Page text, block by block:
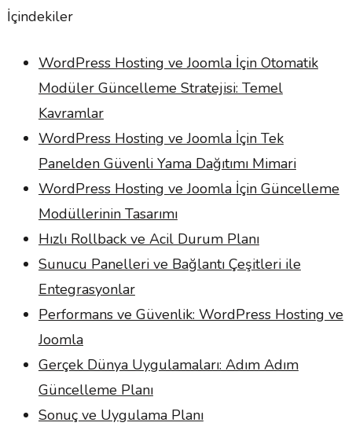
İçindekiler
WordPress Hosting ve Joomla İçin Otomatik
Modüler Güncelleme Stratejisi: Temel
Kavramlar
WordPress Hosting ve Joomla İçin Tek
Panelden Güvenli Yama Dağıtımı Mimari
WordPress Hosting ve Joomla İçin Güncelleme
Modüllerinin Tasarımı
Hızlı Rollback ve Acil Durum Planı
Sunucu Panelleri ve Bağlantı Çeşitleri ile
Entegrasyonlar
Performans ve Güvenlik: WordPress Hosting ve
Joomla
Gerçek Dünya Uygulamaları: Adım Adım
Güncelleme Planı
Sonuç ve Uygulama Planı